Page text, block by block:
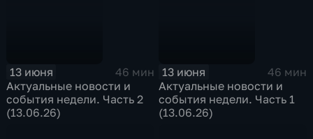
13 июня
46 мин
Актуальные новости и
события недели. Часть 2
(13.06.26)
13 июня
46 мин
Актуальные новости и
события недели. Часть 1
(13.06.26)